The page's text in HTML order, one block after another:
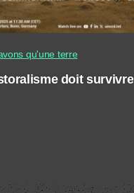
qu'une terre
doit survivre